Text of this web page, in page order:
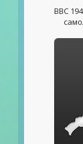
ВВС